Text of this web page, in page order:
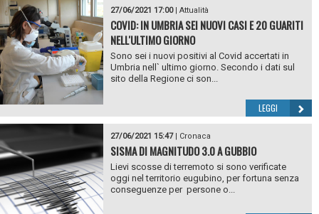
27/06/2021 17:00| Attualità
COVID: IN UMBRIA SEI NUOVI CASI E 20 GUARITI
NELL'ULTIMO GIORNO
Sono sei i nuovi positivi al Covid accertati in
Umbria nell` ultimo giorno. Secondo i dati sul
sito della Regione ci son...
LEGGI
27/06/2021 15:47| Cronaca
SISMA DI MAGNITUDO 3.0 A GUBBIO
Lievi scosse di terremoto si sono verificate
oggi nel territorio eugubino, per fortuna senza
conseguenze per persone o...